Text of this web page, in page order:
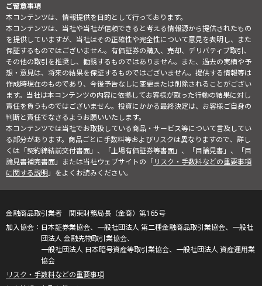
ご留意事項
本コンテンツは、情報提供を目的として行っております。
本コンテンツは、当社や当社が信頼できると考える情報源から提供されたもの
を提供していますが、当社はその正確性や完全性について意見を表明し、また
保証するものではございません。有価証券の購入、売却、デリバティブ取引、
その他の取引を推奨し、勧誘するものではありません。また、過去の実績や予
想・意見は、将来の結果を保証するものではございません。提供する情報等は
作成時現在のものであり、今後予告なしに変更または削除されることがござい
ます。当社は本コンテンツの内容に依拠してお客様が取った行動の結果に対し
責任を負うものではございません。投資にかかる最終決定は、お客様ご自身の
判断と責任でなさるようお願いいたします。
本コンテンツでは当社でお取扱している商品・サービス等について言及してい
る部分があります。商品ごとに手数料等およびリスクは異なりますので、詳し
くは「契約締結前交付書面」、「上場有価証券等書面」、「目論見書」、「目
論見書補完書面」または当社ウェブサイトの「リスク・手数料などの重要事項
に関する説明」をよくお読みください。
金融商品取引業者 関東財務局長（金商）第165号
日本証券業協会、一般社団法人 第二種金融商品取引業協会、一般社
団法人 金融先物取引業協会、
一般社団法人 日本暗号資産等取引業協会、一般社団法人 資産運用業
協会
リスク・手数料などの重要事項